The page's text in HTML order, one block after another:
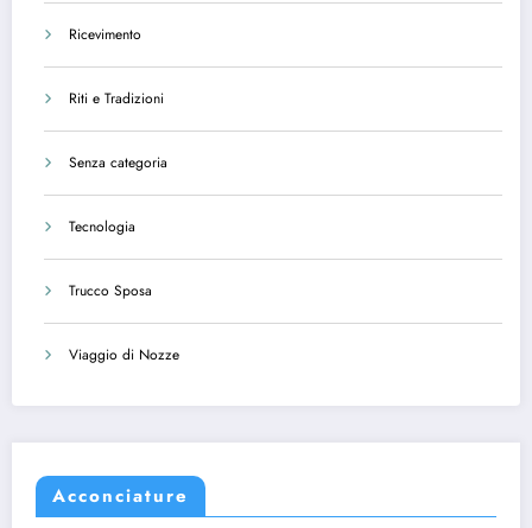
Ricevimento
Riti e Tradizioni
Senza categoria
Tecnologia
Trucco Sposa
Viaggio di Nozze
Acconciature